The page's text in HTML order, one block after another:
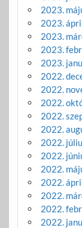
2023.
2023.
2023.
2023.
2023.
2022.
2022.
2022.
2022.
2022.
2022.
2022.
2022.
2022.
2022.
2022.
2022.